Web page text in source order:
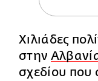
Χιλιάδες
στην
σχεδίου που